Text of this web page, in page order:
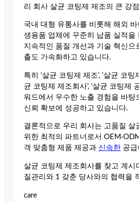
리 회사 살균 코팅제 제조의 큰 강
국내 대형 유통사를 비롯해 해외 바
생용품 업체에 꾸준히 납품 실적을
지속적인 품질 개선과 기술 혁신으
출도 가속화하고 있습니다.
특히 ‘살균 코팅제 제조’, ‘살균 코팅
균 코팅제 제조회사’, ‘살균 코팅제
워드에서 우수한 노출 경험을 바탕
신뢰 확보에 성공하고 있습니다.
결론적으로 우리 회사는 고품질 살
위한 최적의 파트너로서
객 맞춤형 제품 제공과 신속한 공
살균 코팅제 제조회사를 찾고 계시
질관리와 1 갖춘 당사와의 협력을
care